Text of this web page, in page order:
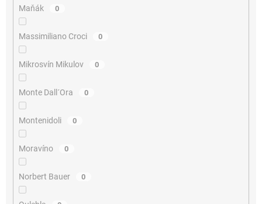
Maňák 0
Massimiliano Croci 0
Mikrosvín Mikulov 0
Monte Dall´Ora 0
Montenidoli 0
Moravíno 0
Norbert Bauer 0